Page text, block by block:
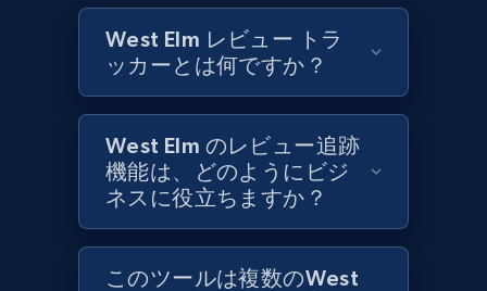
1.3K+ 175+ 今すぐ始める
Target - Discover products by specified
URL, Product id, Title, Product description,
West Elm レビュー トラ
ッカーとは何ですか？
West Elm のレビュー追跡
機能は、どのようにビジ
ネスに役立ちますか？
このツールは複数のWest